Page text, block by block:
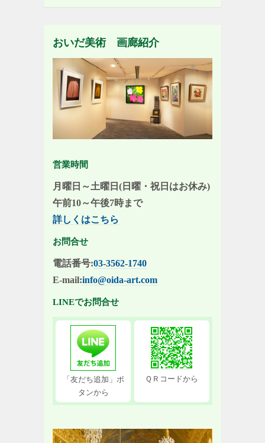
おいだ美術 画廊紹介
営業時間
月曜日～土曜日(日曜・祝日はお休み)
午前10～午後7時まで
詳しくはこちら
お問合せ
電話番号:03-3562-1740
E-mail:info@oida-art.com
LINEでお問合せ
「友だち追加」ボ
タンから
ＱＲコードから